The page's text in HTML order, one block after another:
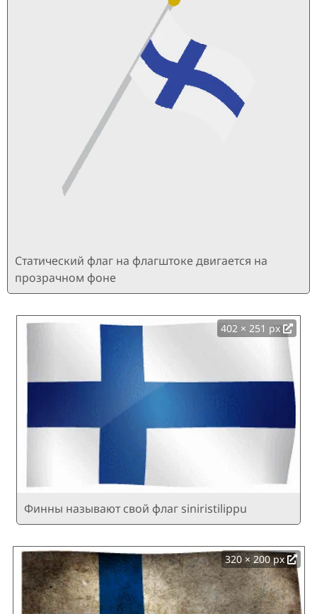
Статический флаг на флагштоке двигается на
прозрачном фоне
402 × 251 px
Финны называют свой флаг siniristilippu
320 × 200 px